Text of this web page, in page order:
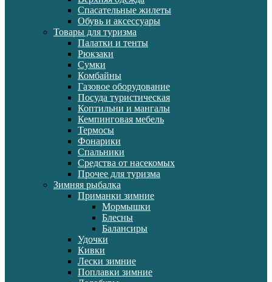
Спасательные жилеты
Обувь и аксессуары
Товары для туризма
Палатки и тенты
Рюкзаки
Сумки
Комбайны
Газовое оборудование
Посуда туристическая
Коптильни и мангалы
Кемпинговая мебель
Термосы
Фонарики
Спальники
Средства от насекомых
Прочее для туризма
Зимняя рыбалка
Приманки зимние
Мормышки
Блесны
Балансиры
Удочки
Кивки
Лески зимние
Поплавки зимние